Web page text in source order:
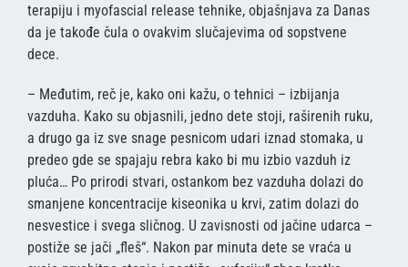
terapiju i myofascial release tehnike, objašnjava za Danas
da je takođe čula o ovakvim slučajevima od sopstvene
dece.
– Međutim, reč je, kako oni kažu, o tehnici – izbijanja
vazduha. Kako su objasnili, jedno dete stoji, raširenih ruku,
a drugo ga iz sve snage pesnicom udari iznad stomaka, u
predeo gde se spajaju rebra kako bi mu izbio vazduh iz
pluća… Po prirodi stvari, ostankom bez vazduha dolazi do
smanjene koncentracije kiseonika u krvi, zatim dolazi do
nesvestice i svega sličnog. U zavisnosti od jačine udarca –
postiže se jači „fleš“. Nakon par minuta dete se vraća u